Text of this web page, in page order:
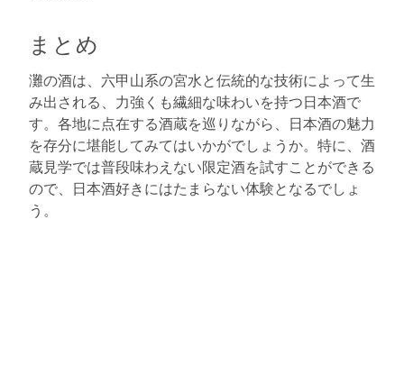
まとめ
灘の酒は、六甲山系の宮水と伝統的な技術によって生
み出される、力強くも繊細な味わいを持つ日本酒で
す。各地に点在する酒蔵を巡りながら、日本酒の魅力
を存分に堪能してみてはいかがでしょうか。特に、酒
蔵見学では普段味わえない限定酒を試すことができる
ので、日本酒好きにはたまらない体験となるでしょ
う。